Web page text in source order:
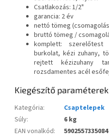
Csatlakozás: 1/2"
garancia: 2 év
nettó tömeg
bruttó tömeg /
komplett:
burkolat, kézi zuhany,
rejtett kézizuhany
rozsdamentes acél
Kiegészítő paraméterek
Kategória:
Csaptelepek
Súly:
6 kg
EAN vonalkód:
5902557335084